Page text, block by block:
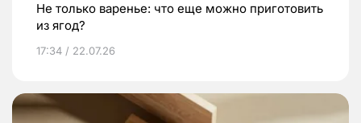
Не только варенье: что еще можно приготовить
из ягод?
17:34 / 22.07.26